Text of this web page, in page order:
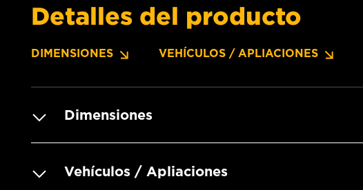
Detalles del producto
DIMENSIONES VEHÍCULOS / APLIACIONES
Dimensiones
Vehículos / Apliaciones